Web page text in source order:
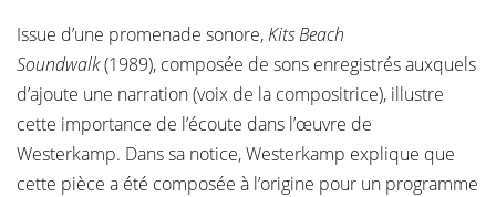
Issue d’une promenade sonore,Kits Beach
Soundwalk(1989), composée de sons enregistrés auxquels
d’ajoute une narration (voix de la compositrice), illustre
cette importance de l’écoute dans l’œuvre de
Westerkamp. Dans sa notice, Westerkamp explique que
cette pièce a été composée à l’origine pour un programme